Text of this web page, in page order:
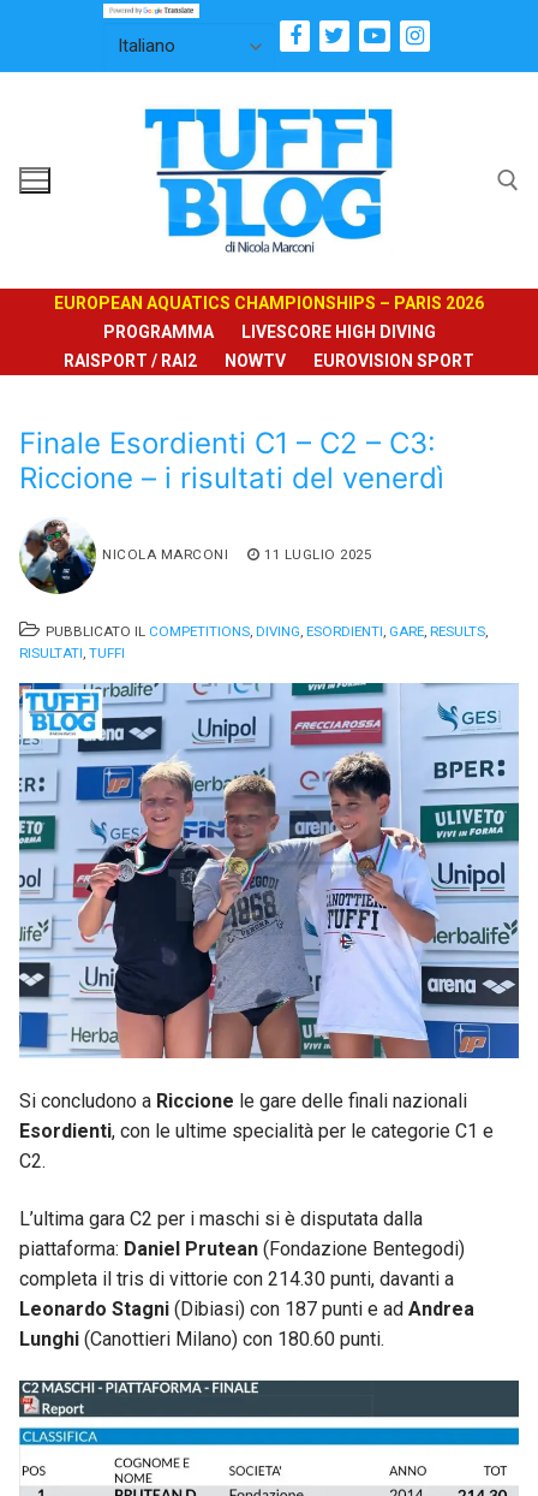
contenuto
EUROPEAN AQUATICS CHAMPIONSHIPS – PARIS 2026
PROGRAMMA
LIVESCORE HIGH DIVING
RAISPORT / RAI2
NOWTV EUROVISION SPORT
Finale Esordienti C1 – C2 – C3:
Riccione – i risultati del venerdì
NICOLA MARCONI 11 LUGLIO 2025
PUBBLICATO IL COMPETITIONS, DIVING, ESORDIENTI, GARE, RESULTS,
RISULTATI, TUFFI
Si concludono a Riccione le gare delle finali nazionali
Esordienti, con le ultime specialità per le categorie C1 e
C2.
L’ultima gara C2 per i maschi si è disputata dalla
piattaforma: Daniel Prutean (Fondazione Bentegodi)
completa il tris di vittorie con 214.30 punti, davanti a
Leonardo Stagni (Dibiasi) con 187 punti e ad Andrea
Lunghi (Canottieri Milano) con 180.60 punti.